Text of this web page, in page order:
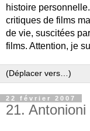
histoire
critiques de films
de vie, suscitées
films. Attention, je
22 février 2007
21.